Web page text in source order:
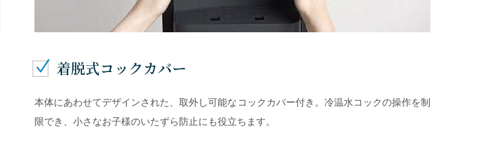
着脱式コックカバー
本体にあわせてデザインされた、取外し可能なコックカバー付き。冷温水コックの操作を制
限でき、小さなお子様のいたずら防止にも役立ちます。